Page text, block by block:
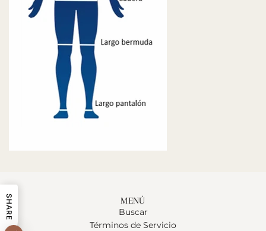
MENÚ
Buscar
Términos de Servicio
SHARE